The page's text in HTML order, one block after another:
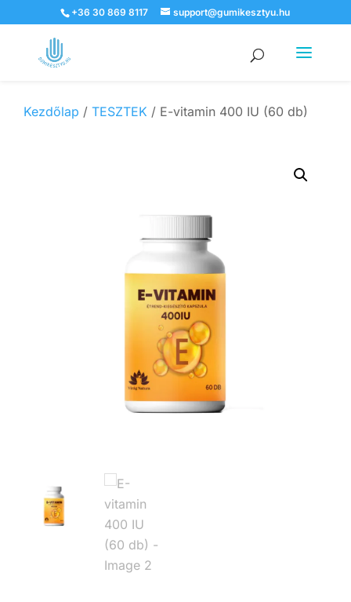
+36 30 869 8117 support@gumikesztyu.hu
Products
search
Kezdőlap / TESZTEK / E-vitamin 400 IU (60 db)